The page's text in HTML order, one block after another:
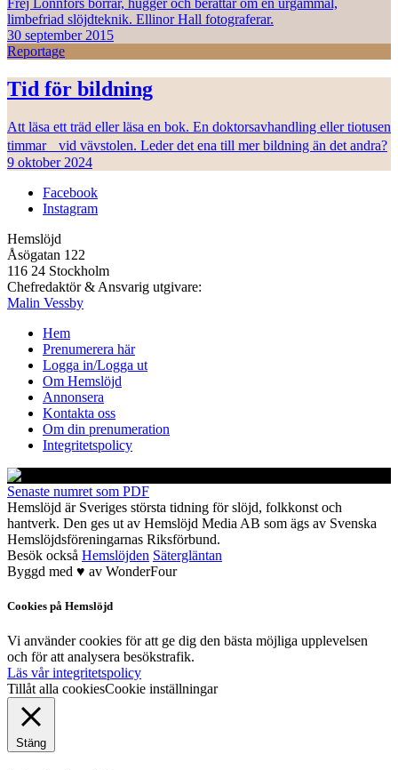
limbefriad slöjdteknik. Ellinor Hall fotograferar.
30 september 2015
Reportage
Tid för bildning
Att läsa ett träd eller läsa en bok. En doktorsavhandling eller tiotusen
timmar vid vävstolen. Leder det ena till mer bildning än det andra?
9 oktober 2024
Facebook
Instagram
Hemslöjd
Åsögatan 122
116 24 Stockholm
Chefredaktör & Ansvarig utgivare:
Malin Vessby
Hem
Prenumerera här
Logga in/Logga ut
Om Hemslöjd
Annonsera
Kontakta oss
Om din prenumeration
Integritetspolicy
Senaste numret som PDF
Hemslöjd är Sveriges största tidning för slöjd, folkkonst och
hantverk. Den ges ut av Hemslöjd Media AB som ägs av Svenska
Hemslöjdsföreningarnas Riksförbund.
Besök också Hemslöjden Sätergläntan
Byggd med ♥ av WonderFour
Cookies på Hemslöjd
Vi använder cookies för att ge dig den bästa möjliga upplevelsen
och för att analysera besökstrafik.
Läs vår integritetspolicy
Tillåt alla cookiesCookie inställningar
Stäng